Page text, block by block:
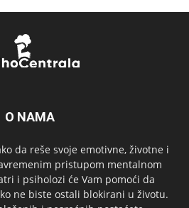
O NAMA
da reše svoje emotivne, životne i
pristupom mentalnom
i psiholozi će Vam pomoći da
ne biste ostali blokirani u životu.